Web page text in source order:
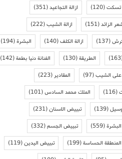
تسكت(120) ازالة التجاعيد(351)
الزائد(151) ازالة الشيب(222)
(137) ازالة الكلف(140) البشرة(194)
الطريقة(130) الفنانة دنيا بطمة(142)
على الشيب(97) المقادير(223)
(116) الملك محمد السادس(101)
(139) تبييض الاسنان(231)
(559) تبييض الجسم(332)
الحساسة(199) تبييض اليدين(119)